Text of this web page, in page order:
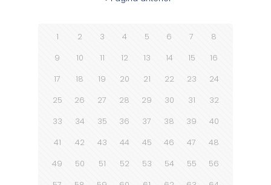
1 2 3 4 5 6 7
8
9
10 11 12 13 14 15
16
17
18 19 20 21 22 23
24
25
26 27 28 29 30 31
32
33
34 35 36 37 38 39
40
41
42 43 44 45 46 47
48
49
50 51 52 53 54 55
56